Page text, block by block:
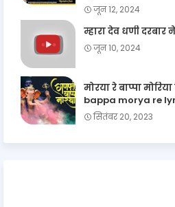
जून 12, 2024
म्हारा देव धणी
जून 10, 2024
मोरया रे बाप्पा
bappa morya re
सितंबर 20, 2023